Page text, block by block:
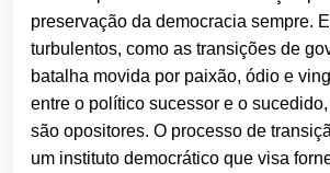
preservação da democracia sempre.
turbulentos, como as transições de
batalha movida por paixão, ódio e
entre o político sucessor e o
são opositores. O processo de
um instituto democrático que visa